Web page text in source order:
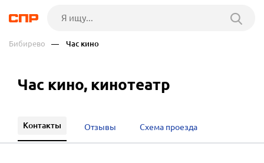
Бибирево — Час кино
Час кино, кинотеатр
Контакты Отзывы Схема проезда